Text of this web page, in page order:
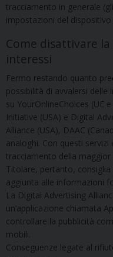
tracciamento in generale
impostazioni del
Come disattivare
interessi
Fermo restando quanto
possibilità di avvalersi delle
su YourOnlineChoices (UE
Initiative (USA) e Digital
Alliance (USA), DAAC
analoghi. Con questi
tracciamento della
Titolare, pertanto,
aggiunta alle informazioni
La Digital Advertising
un’applicazione chiamata
controllare la pubblicità
mobili.
Conseguenze legate al